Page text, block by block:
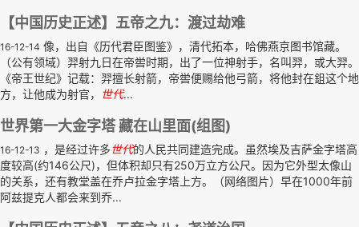
【中国历史正述】五帝之九：渡过劫难
16-12-14 像，出自《历代君臣图鉴》，清代拓本，哈佛燕京图书馆藏。
（公有领域）羿射九日在帝喾时期，出了一位神射手，名叫羿，或大羿。
《帝王世纪》记载：羿擅长射箭，帝喾便赐给他弓箭，将他封在鉏这个地
方，让他成为射官，
世代...
世界第一大金字塔 藏在山里面(组图)
16-12-13 ，是经过许多世代的人民共同建造完成。虽然埃及吉萨金字塔高
度较高(约146公尺)，但体积却只有250万立方公尺。因为它外型太像山
的关系，还有教堂盖在乔卢拉金字塔上方。（网络图片）早在1000年前
阿兹提克人都会来到乔...